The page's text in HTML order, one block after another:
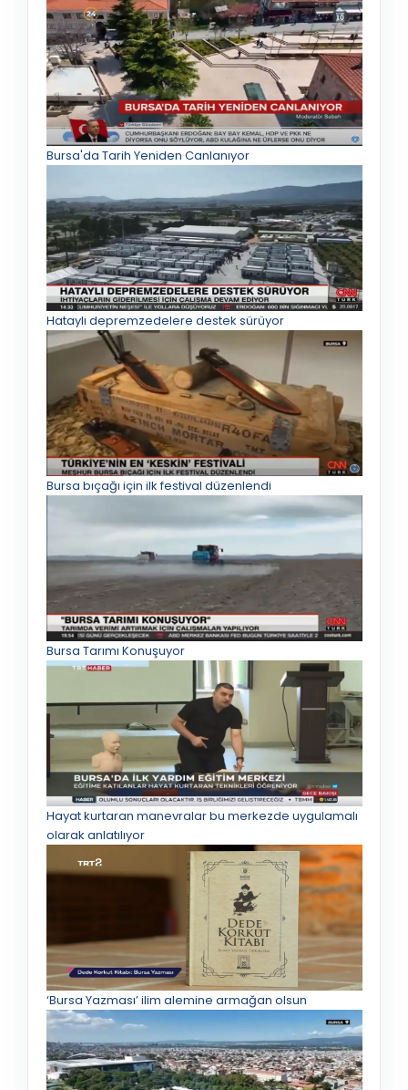
Bursa'da Tarih Yeniden Canlanıyor
Hataylı depremzedelere destek sürüyor
Bursa bıçağı için ilk festival düzenlendi
Bursa Tarımı Konuşuyor
Hayat kurtaran manevralar bu merkezde uygulamalı
olarak anlatılıyor
‘Bursa Yazması’ ilim alemine armağan olsun